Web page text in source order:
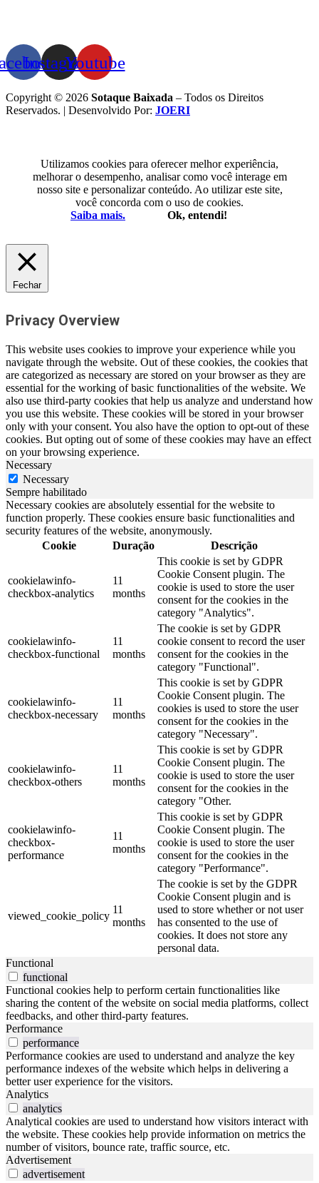
InstagramYoutube
Copyright © 2026 Sotaque Baixada – Todos os Direitos
Reservados. | Desenvolvido Por: JOERI
Utilizamos cookies para oferecer melhor experiência,
melhorar o desempenho, analisar como você interage em
nosso site e personalizar conteúdo. Ao utilizar este site,
você concorda com o uso de cookies.
Saiba mais.
Ok, entendi!
Fechar
Privacy Overview
This website uses cookies to improve your experience while you
navigate through the website. Out of these cookies, the cookies that
are categorized as necessary are stored on your browser as they are
essential for the working of basic functionalities of the website. We
also use third-party cookies that help us analyze and understand how
you use this website. These cookies will be stored in your browser
only with your consent. You also have the option to opt-out of these
cookies. But opting out of some of these cookies may have an effect
on your browsing experience.
Necessary
Necessary
Sempre habilitado
Necessary cookies are absolutely essential for the website to
function properly. These cookies ensure basic functionalities and
security features of the website, anonymously.
Cookie
Duração Descrição
cookielawinfo-
checkbox-analytics
11
months
This cookie is set by GDPR
Cookie Consent plugin. The
cookie is used to store the user
consent for the cookies in the
category "Analytics".
cookielawinfo-
checkbox-functional
11
months
The cookie is set by GDPR
cookie consent to record the user
consent for the cookies in the
category "Functional".
cookielawinfo-
checkbox-necessary
11
months
This cookie is set by GDPR
Cookie Consent plugin. The
cookies is used to store the user
consent for the cookies in the
category "Necessary".
cookielawinfo-
checkbox-others
11
months
This cookie is set by GDPR
Cookie Consent plugin. The
cookie is used to store the user
consent for the cookies in the
category "Other.
cookielawinfo-
checkbox-
performance
11
months
This cookie is set by GDPR
Cookie Consent plugin. The
cookie is used to store the user
consent for the cookies in the
category "Performance".
viewed_cookie_policy
11
months
The cookie is set by the GDPR
Cookie Consent plugin and is
used to store whether or not user
has consented to the use of
cookies. It does not store any
personal data.
Functional
functional
Functional cookies help to perform certain functionalities like
sharing the content of the website on social media platforms, collect
feedbacks, and other third-party features.
Performance
performance
Performance cookies are used to understand and analyze the key
performance indexes of the website which helps in delivering a
better user experience for the visitors.
Analytics
analytics
Analytical cookies are used to understand how visitors interact with
the website. These cookies help provide information on metrics the
number of visitors, bounce rate, traffic source, etc.
Advertisement
advertisement